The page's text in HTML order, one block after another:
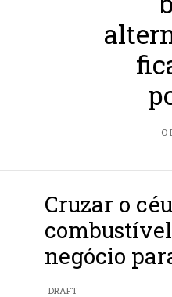
O
Cruzar o
negócio
DRAFT